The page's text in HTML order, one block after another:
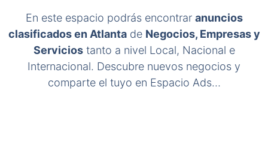
En este espacio podrás encontrar anuncios
clasificados en Atlantade Negocios, Empresas y
Serviciostanto a nivel Local, Nacional e
Internacional. Descubre nuevos negocios y
comparte el tuyo en Espacio Ads…